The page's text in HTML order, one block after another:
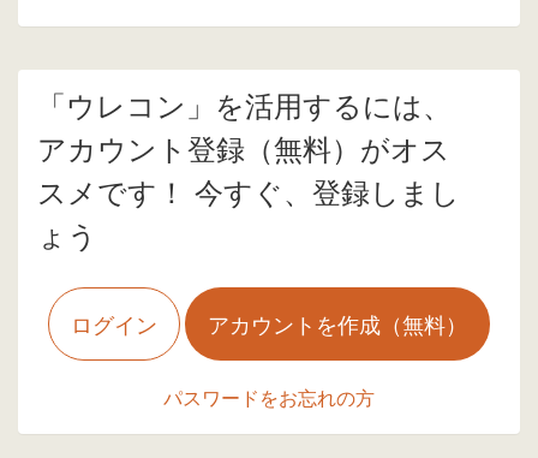
「ウレコン」を活用するには、
アカウント登録（無料）がオス
スメです！ 今すぐ、登録しまし
ょう
ログイン アカウントを作成（無料）
パスワードをお忘れの方